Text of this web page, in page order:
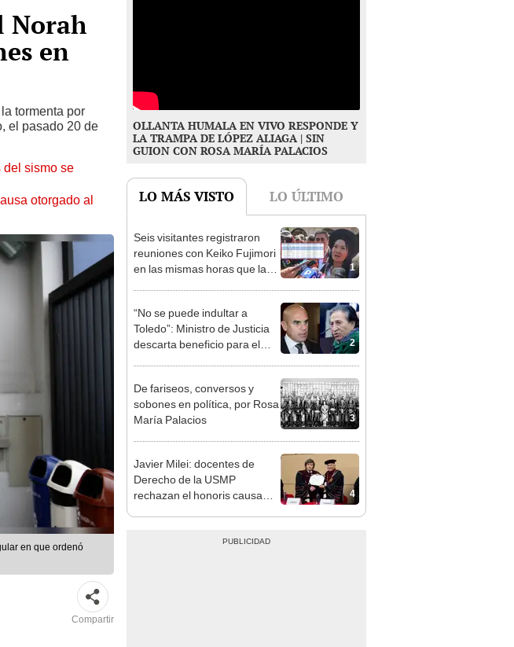
Norah
en
tormenta por
el pasado 20 de
del sismo se
otorgado al
en que ordenó
Compartir
OLLANTA HUMALA EN VIVO RESPONDE Y
LA TRAMPA DE LÓPEZ ALIAGA | SIN
GUION CON ROSA MARÍA PALACIOS
LO MÁS VISTO LO ÚLTIMO
1
Seis visitantes registraron
reuniones con Keiko Fujimori
en las mismas horas que la
2
“No se puede indultar a
Toledo”: Ministro de Justicia
descarta beneficio para el
3
De fariseos, conversos y
sobones en política, por Rosa
María Palacios
4
Javier Milei: docentes de
Derecho de la USMP
rechazan el honoris causa